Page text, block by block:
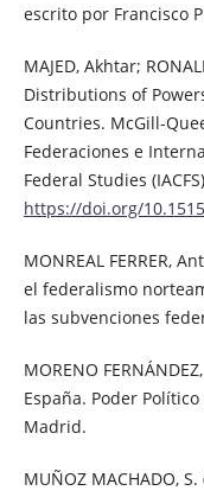
escrito por Francisco
MAJED, Akhtar;
Distributions of
Countries. McGill-
Federaciones e
Federal Studies
https://doi.org/
MONREAL FERRER,
el federalismo
las subvenciones
MORENO
España. Poder
Madrid.
MUÑOZ MACHADO,